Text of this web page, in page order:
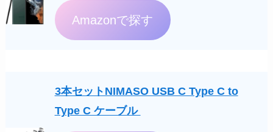
Amazonで探す
3本セットNIMASO USB C Type C to
Type C ケーブル